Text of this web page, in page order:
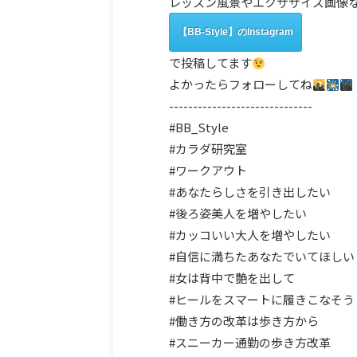
【BB-Style】のInstagram
で投稿してます
よかったらフォローしてね
------------------------------
#BB_Style
#カラダ研究室
#ワークアウト
#あなたらしさを引き出したい
#後ろ姿美人を増やしたい
#カッコいい大人を増やしたい
#自信に満ちたあなたでいてほしい
#女は背中で艶を出して
#ヒールをスマートに履きこなそう
#働き方の改革は歩き方から
#スニーカー通勤の歩き方改革